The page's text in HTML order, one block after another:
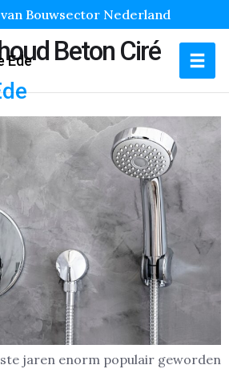
Bouwsector Nederland
Ede Beton Ciré
jaren enorm populair geworden